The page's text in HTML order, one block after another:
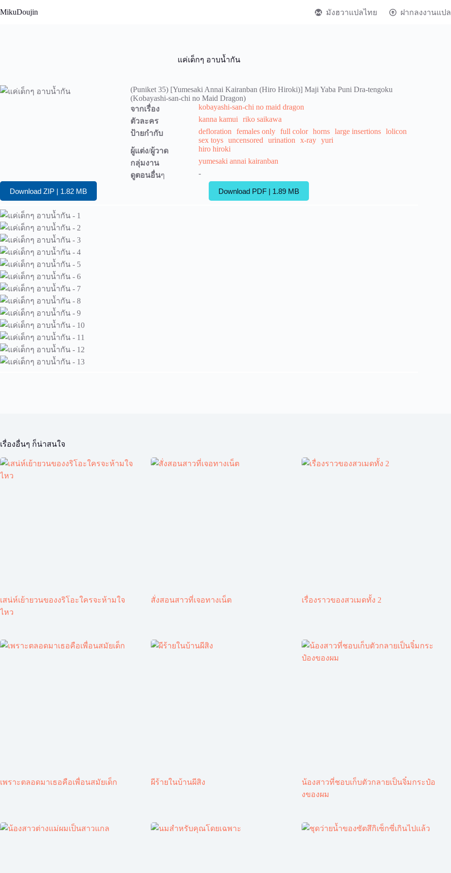
to
MikuDoujin มังฮวาแปลไทย ฝากลงงานแปล
แค่เด็กๆ อาบน้ำกัน
(Puniket 35) [Yumesaki Annai Kairanban (Hiro Hiroki)] Maji Yaba Puni Dra-tengoku
(Kobayashi-san-chi no Maid Dragon)
จากเรื่อง
kobayashi-san-chi no maid dragon
ตัวละคร
kanna kamui
riko saikawa
ป้ายกำกับ
defloration females only full color horns large insertions lolicon
sex toys uncensored urination x-ray yuri
ผู้แต่ง/ผู้วาด
hiro hiroki
กลุ่มงาน
yumesaki annai kairanban
ดูตอนอื่นๆ -
Download ZIP | 1.82 MB Download PDF | 1.89 MB
เรื่องอื่นๆ ก็น่าสนใจ
เสน่ห์เย้ายวนของงริโอะใครจะห้ามใจ
ไหว
สั่งสอนสาวที่เจอทางเน็ต เรื่องราวของสวเมดทั้ง 2
เพราะตลอดมาเธอคือเพื่อนสมัยเด็ก ผีร้ายในบ้านผีสิง
น้องสาวที่ชอบเก็บตัวกลายเป็นจิ๋มกระป๋อ
งของผม